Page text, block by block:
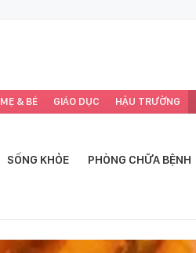
MẸ & BÉ GIÁO DỤC HẬU TRƯỜNG
SỐNG KHỎE PHÒNG CHỮA BỆNH